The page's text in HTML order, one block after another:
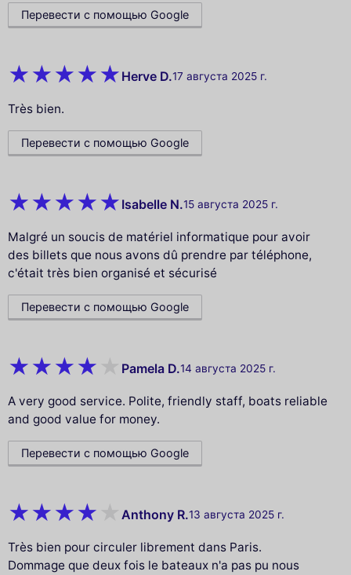
Перевести с помощью Google
Herve D.17 августа 2025 г.
Très bien.
Перевести с помощью Google
Isabelle N.15 августа 2025 г.
Malgré un soucis de matériel informatique pour avoir
des billets que nous avons dû prendre par téléphone,
c'était très bien organisé et sécurisé
Перевести с помощью Google
Pamela D.14 августа 2025 г.
A very good service. Polite, friendly staff, boats reliable
and good value for money.
Перевести с помощью Google
Anthony R.13 августа 2025 г.
Très bien pour circuler librement dans Paris.
Dommage que deux fois le bateaux n'a pas pu nous